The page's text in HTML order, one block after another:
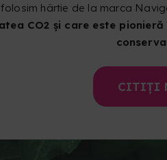
hârtie de la marca
CO2 și care este
CITIȚI